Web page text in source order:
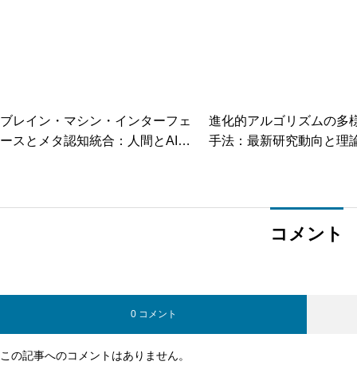
ブレイン・マシン・インターフェ
ースとメタ認知統合：人間とAIの
進化的アルゴリズムの多
手法：最新研究動向と理
コメント
0 コメント
この記事へのコメントはありません。